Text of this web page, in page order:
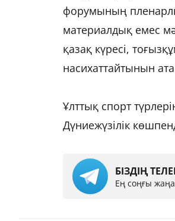
форумының
материалдық емес
қазақ күресі,
насихаттайтынын
Ұлттық спорт
Дүниежүзілік
БІЗДІҢ
Ең соңғы